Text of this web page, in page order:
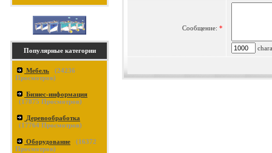
Популярные категории
Мебель (24236
Просмотров)
Бизнес-информация
(17875 Просмотров)
Деревообработка
(17764 Просмотров)
Оборудование (16372
Просмотров)
Сообщение: *